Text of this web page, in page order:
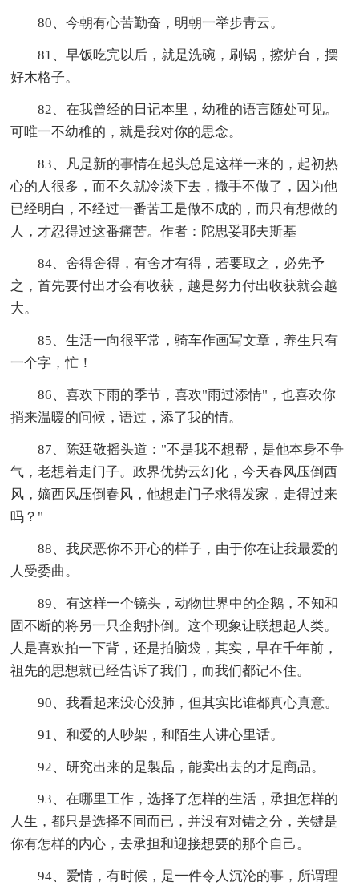
80、今朝有心苦勤奋，明朝一举步青云。
81、早饭吃完以后，就是洗碗，刷锅，擦炉台，摆
好木格子。
82、在我曾经的日记本里，幼稚的语言随处可见。
可唯一不幼稚的，就是我对你的思念。
83、凡是新的事情在起头总是这样一来的，起初热
心的人很多，而不久就冷淡下去，撒手不做了，因为他
已经明白，不经过一番苦工是做不成的，而只有想做的
人，才忍得过这番痛苦。作者：陀思妥耶夫斯基
84、舍得舍得，有舍才有得，若要取之，必先予
之，首先要付出才会有收获，越是努力付出收获就会越
大。
85、生活一向很平常，骑车作画写文章，养生只有
一个字，忙！
86、喜欢下雨的季节，喜欢"雨过添情"，也喜欢你
捎来温暖的问候，语过，添了我的情。
87、陈廷敬摇头道："不是我不想帮，是他本身不争
气，老想着走门子。政界优势云幻化，今天春风压倒西
风，嫡西风压倒春风，他想走门子求得发家，走得过来
吗？"
88、我厌恶你不开心的样子，由于你在让我最爱的
人受委曲。
89、有这样一个镜头，动物世界中的企鹅，不知和
固不断的将另一只企鹅扑倒。这个现象让联想起人类。
人是喜欢拍一下背，还是拍脑袋，其实，早在千年前，
祖先的思想就已经告诉了我们，而我们都记不住。
90、我看起来没心没肺，但其实比谁都真心真意。
91、和爱的人吵架，和陌生人讲心里话。
92、研究出来的是製品，能卖出去的才是商品。
93、在哪里工作，选择了怎样的生活，承担怎样的
人生，都只是选择不同而已，并没有对错之分，关键是
你有怎样的内心，去承担和迎接想要的那个自己。
94、爱情，有时候，是一件令人沉沦的事，所谓理